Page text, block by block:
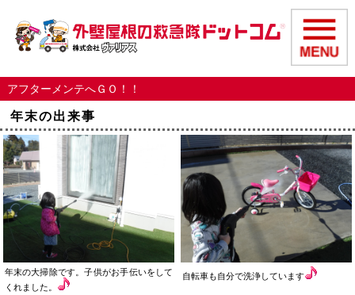
アフターメンテへＧＯ！！
年末の出来事
年末の大掃除です。子供がお手伝いをして
くれました。
自転車も自分で洗浄しています